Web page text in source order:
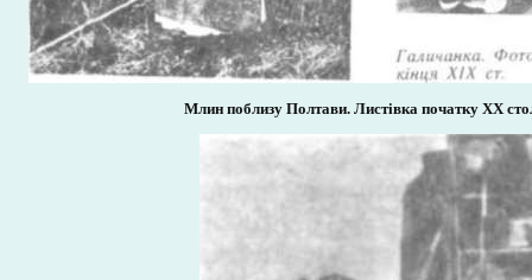
Млин поблизу Полтави. Листівка початку XX